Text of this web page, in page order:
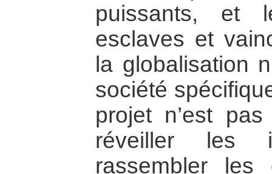
puissants, et
esclaves et
la globalisation
société
projet n’est
réveiller les
rassembler les